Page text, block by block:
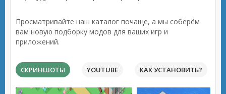
Просматривайте наш каталог почаще, а мы соберём
вам новую подборку модов для ваших игр и
приложений.
СКРИНШОТЫ YOUTUBE КАК УСТАНОВИТЬ?